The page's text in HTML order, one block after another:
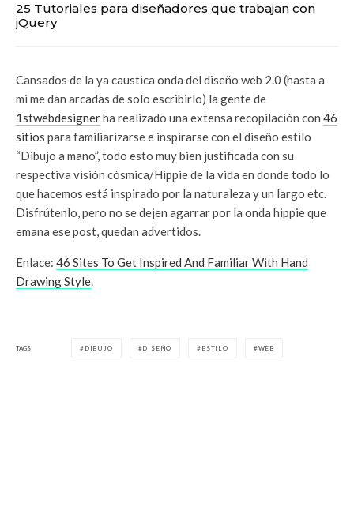
25 Tutoriales para diseñadores que trabajan con
jQuery
Cansados de la ya caustica onda del diseño web 2.0 (hasta a
mi me dan arcadas de solo escribirlo) la gente de
1stwebdesignerha realizado una extensa recopilación con 46
sitios para familiarizarse e inspirarse con el diseño estilo
“Dibujo a mano”, todo esto muy bien justificada con su
respectiva visión cósmica/Hippie de la vida en donde todo lo
que hacemos está inspirado por la naturaleza y un largo etc.
Disfrútenlo, pero no se dejen agarrar por la onda hippie que
emana ese post, quedan advertidos.
Enlace: 46 Sites To Get Inspired And Familiar With Hand
Drawing Style.
TAGS DIBUJO DISEÑO ESTILO WEB